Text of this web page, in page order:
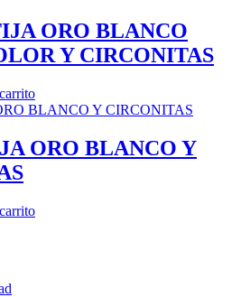
ORO BLANCO
Y CIRCONITAS
ORO BLANCO Y